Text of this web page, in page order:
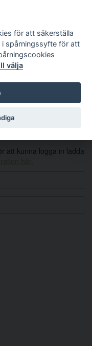
Sök
att kunna logga in ladda
för att säkerställa
spårningssyfte för att
välja